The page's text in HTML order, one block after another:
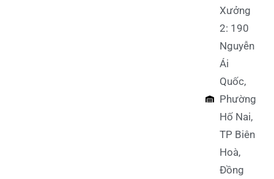
Xưởng
2: 190
Nguyễn
Ái
Quốc,
Phường
Hố Nai,
TP Biên
Hoà,
Đồng